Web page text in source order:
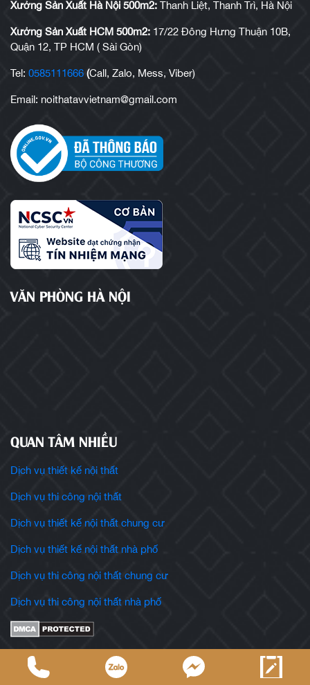
Xưởng Sản Xuất Hà Nội 500m2: Thanh Liệt, Thanh Trì, Hà Nội
Xưởng Sản Xuất HCM 500m2: 17/22 Đông Hưng Thuận 10B,
Quận 12, TP HCM ( Sài Gòn)
Tel: 0585111666 (Call, Zalo, Mess, Viber)
Email: noithatavvietnam@gmail.com
VĂN PHÒNG HÀ NỘI
QUAN TÂM NHIỀU
Dịch vụ thiết kế nội thất
Dịch vụ thi công nội thất
Dịch vụ thiết kế nội thất chung cư
Dịch vụ thiết kế nội thất nhà phố
Dịch vụ thi công nội thất chung cư
Dịch vụ thi công nội thất nhà phố